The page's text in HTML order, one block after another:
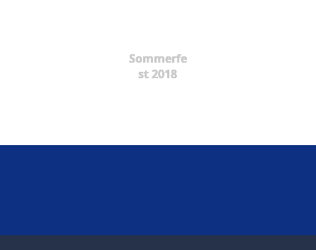
Sommerfe
st 2018